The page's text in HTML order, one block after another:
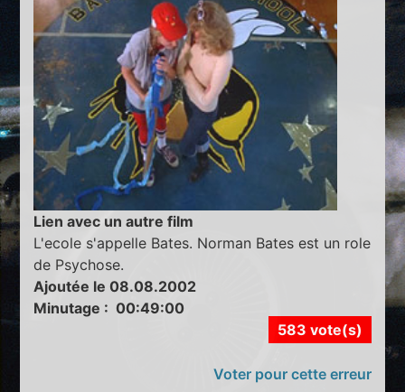
Lien avec un autre film
L'ecole s'appelle Bates. Norman Bates est un role
de Psychose.
Ajoutée le 08.08.2002
Minutage : 00:49:00
583 vote(s)
Voter pour cette erreur